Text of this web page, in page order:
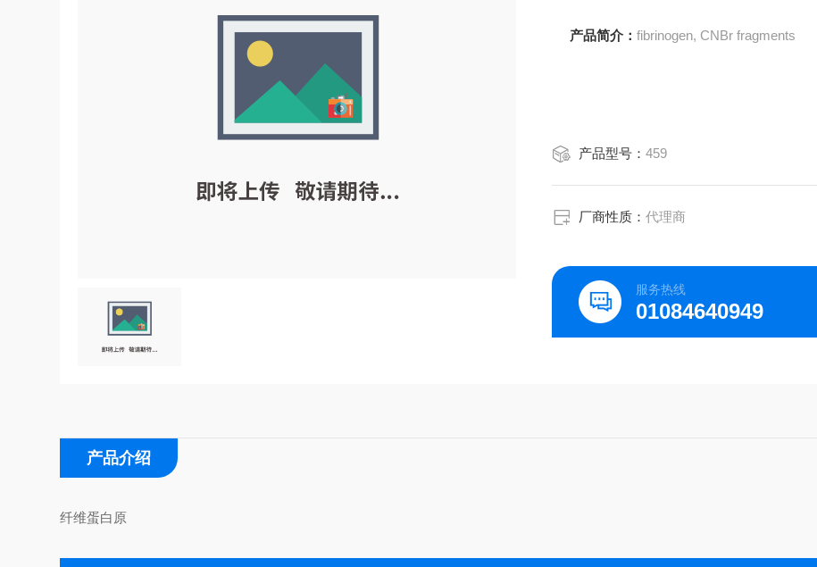
产品简介：fibrinogen, CNBr fragments
产品型号：459
厂商性质：代理商
服务热线
01084640949
产品介绍
纤维蛋白原